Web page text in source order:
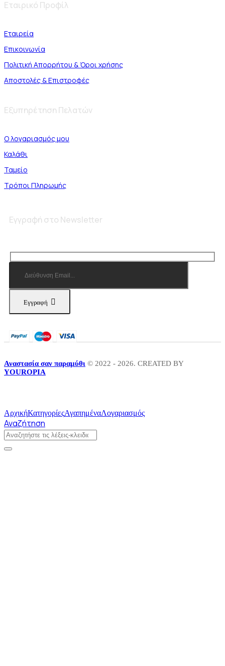
Εταιρικό Προφίλ
Εταιρεία
Επικοινωνία
Πολιτική Απορρήτου & Όροι χρήσης
Αποστολές & Επιστροφές
Εξυπηρέτηση Πελατών
Ο λογαριασμός μου
Καλάθι
Ταμείο
Τρόποι Πληρωμής
Εγγραφή στο Newsletter
Εγγραφή
Αναστασία σαν παραμύθι © 2022 - 2026. CREATED BY
YOUROPIA
ΑρχικήΚατηγορίεςΑγαπημέναΛογαριασμός
Αναζήτηση